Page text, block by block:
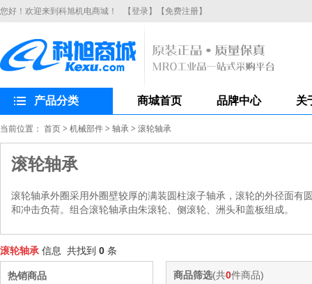
您好！欢迎来到科旭机电商城！ 【登录】 【免费注册】
产品分类 商城首页 品牌中心 关
当前位置： 首页 > 机械部件 > 轴承 > 滚轮轴承
滚轮轴承
滚轮轴承外圈采用外圈壁较厚的满装圆柱滚子轴承，滚轮的外径面
和冲击负荷。组合滚轮轴承由朱滚轮、侧滚轮、洲头和盖板组成。
滚轮轴承 信息 共找到 0 条
商品筛选(共0件商品)
热销商品